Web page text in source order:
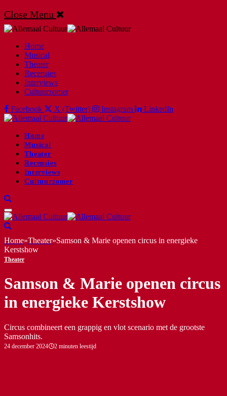
Close Menu
Home
Musical
Theater
Recensies
Interviews
Cultuurzomer
Facebook
X (Twitter) Instagram LinkedIn
Home
Musical
Theater
Recensies
Interviews
Cultuurzomer
Home»Theater»Samson & Marie openen circus in energieke
Kerstshow
Theater
Samson & Marie openen circus
in energieke Kerstshow
Circus combineert een grappig en vlot scenario met de grootste
Samsonhits.
24 december 2024 2 minuten leestijd